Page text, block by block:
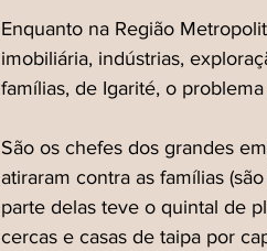
Enquanto na Região
imobiliária, indústrias,
famílias, de Igarité, o
São os chefes dos grandes
atiraram contra as famílias
parte delas teve o quintal de
cercas e casas de taipa por